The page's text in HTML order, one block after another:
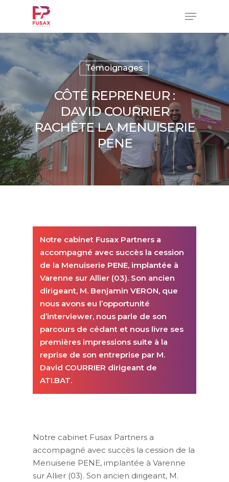
main
Menu
Témoignages
CÔTÉ REPRENEUR :
DAVID COURRIER
RACHÈTE LA MENUISERIE
PENE
Notre cabinet Fusax Partners a
accompagné avec succès la cession
de la Menuiserie PENE, implantée à
Varenne sur Allier (03). Son ancien
dirigeant, M. Benjamin VERON, que
nous avons eu l’opportunité
d’interviewer, nous parle de son
parcours de cédant et nous livre ses
premières impressions suite à la
reprise de son entreprise par M.
David COURRIER dirigeant de
ATI.BAT.
Notre cabinet Fusax Partners a
accompagné avec succès la cession de la
Menuiserie PENE, implantée à Varenne
sur Allier (03). Son ancien dirigeant, M.
Close
Menu